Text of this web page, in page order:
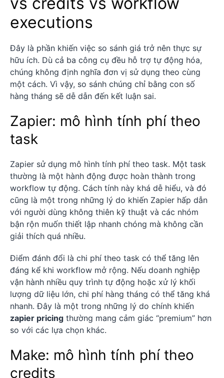
executions
Đây là phần khiến việc so sánh giá trở nên thực sự
hữu ích. Dù cả ba công cụ đều hỗ trợ tự động hóa,
chúng không định nghĩa đơn vị sử dụng theo cùng
một cách. Vì vậy, so sánh chúng chỉ bằng con số
hàng tháng sẽ dễ dẫn đến kết luận sai.
Zapier: mô hình tính phí theo
task
Zapier sử dụng mô hình tính phí theo task. Một task
thường là một hành động được hoàn thành trong
workflow tự động. Cách tính này khá dễ hiểu, và đó
cũng là một trong những lý do khiến Zapier hấp dẫn
với người dùng không thiên kỹ thuật và các nhóm
bận rộn muốn thiết lập nhanh chóng mà không cần
giải thích quá nhiều.
Điểm đánh đổi là chi phí theo task có thể tăng lên
đáng kể khi workflow mở rộng. Nếu doanh nghiệp
vận hành nhiều quy trình tự động hoặc xử lý khối
lượng dữ liệu lớn, chi phí hàng tháng có thể tăng khá
nhanh. Đây là một trong những lý do chính khiến
zapier pricing thường mang cảm giác “premium” hơn
so với các lựa chọn khác.
Make: mô hình tính phí theo
credits